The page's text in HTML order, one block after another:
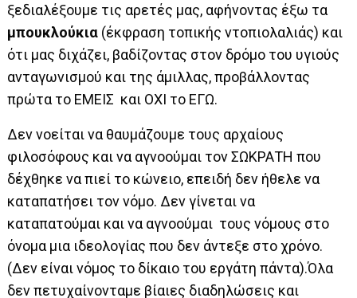
ξεδιαλέξουμε τις αρετές μας, αφήνοντας έξω τα
μπουκλούκια (έκφραση τοπικής ντοπιολαλιάς) και
ότι μας διχάζει, βαδίζοντας στον δρόμο του υγιούς
ανταγωνισμού και της άμιλλας, προβάλλοντας
πρώτα το ΕΜΕΙΣ και ΟΧΙ το ΕΓΩ.
Δεν νοείται να θαυμάζουμε τους αρχαίους
φιλοσόφους και να αγνοούμαι τον ΣΩΚΡΑΤΗ που
δέχθηκε να πιεί το κώνειο, επειδή δεν ήθελε να
καταπατήσει τον νόμο. Δεν γίνεται να
καταπατούμαι και να αγνοούμαι τους νόμους στο
όνομα μια ιδεολογίας που δεν άντεξε στο χρόνο.
(Δεν είναι νόμος το δίκαιο του εργάτη πάντα).Όλα
δεν πετυχαίνονταμε βίαιες διαδηλώσεις και